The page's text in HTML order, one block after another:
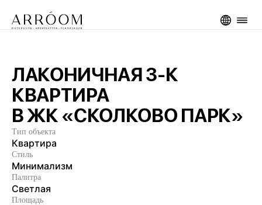
ЛАКОНИЧНАЯ 3-К
КВАРТИРА
В ЖК «СКОЛКОВО ПАРК»
Тип объекта
Квартира
Стиль
Минимализм
Палитра
Светлая
Площадь